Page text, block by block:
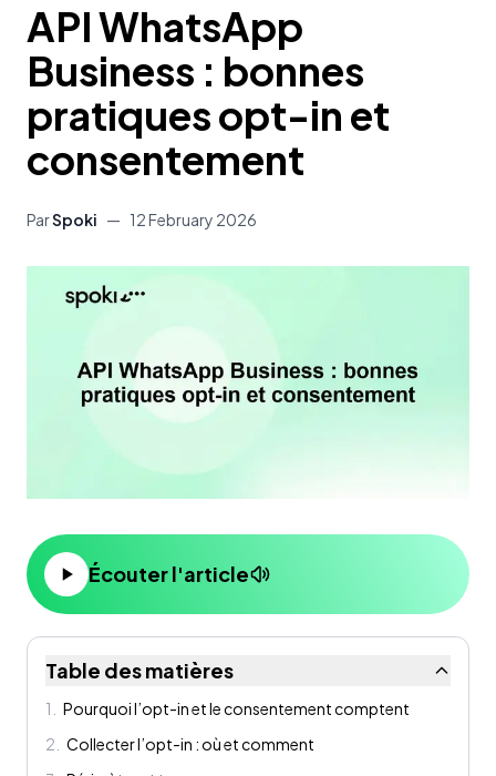
API WhatsApp
Business : bonnes
pratiques opt-in et
consentement
ParSpoki — 12 February 2026
Écouter l'article
Table des matières
1
Pourquoi l’opt-in et le consentement comptent
2
Collecter l’opt-in : où et comment